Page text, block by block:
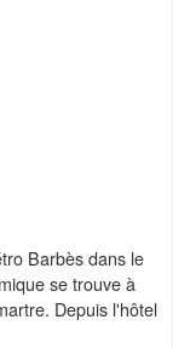
Barbès dans le
se trouve à
Depuis l'hôtel